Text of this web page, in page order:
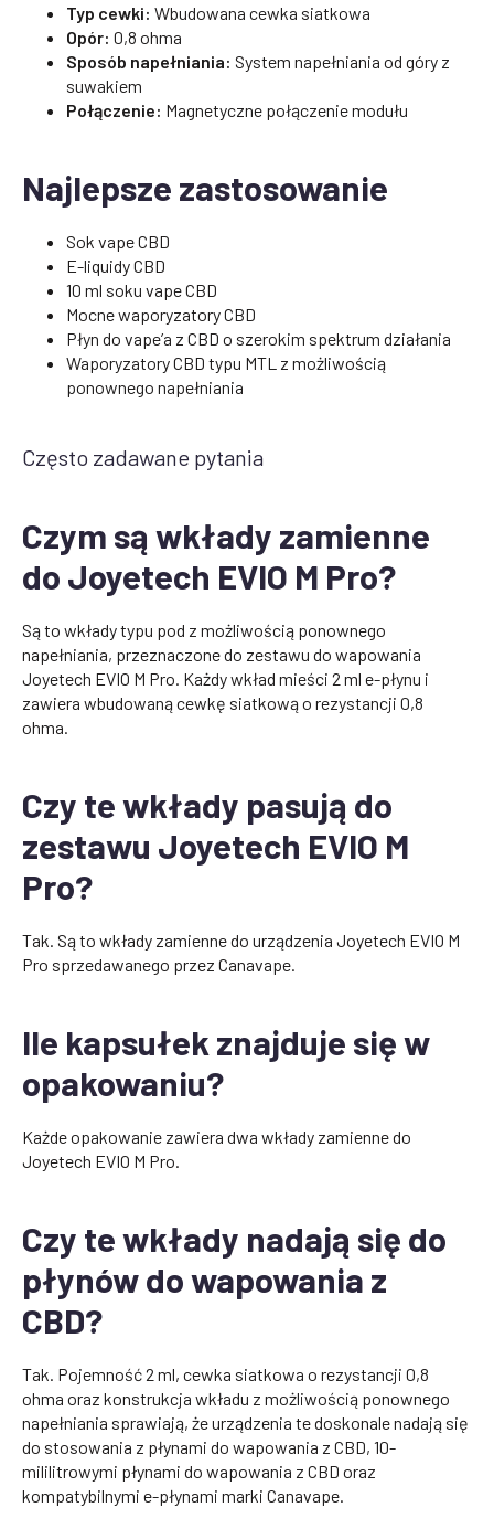
Typ cewki: Wbudowana cewka siatkowa
Opór: 0,8 ohma
Sposób napełniania: System napełniania od góry z
suwakiem
Połączenie: Magnetyczne połączenie modułu
Najlepsze zastosowanie
Sok vape CBD
E-liquidy CBD
10 ml soku vape CBD
Mocne waporyzatory CBD
Płyn do vape’a z CBD o szerokim spektrum działania
Waporyzatory CBD typu MTL z możliwością
ponownego napełniania
Często zadawane pytania
Czym są wkłady zamienne
do Joyetech EVIO M Pro?
Są to wkłady typu pod z możliwością ponownego
napełniania, przeznaczone do zestawu do wapowania
Joyetech EVIO M Pro. Każdy wkład mieści 2 ml e-płynu i
zawiera wbudowaną cewkę siatkową o rezystancji 0,8
ohma.
Czy te wkłady pasują do
zestawu Joyetech EVIO M
Pro?
Tak. Są to wkłady zamienne do urządzenia Joyetech EVIO M
Pro sprzedawanego przez Canavape.
Ile kapsułek znajduje się w
opakowaniu?
Każde opakowanie zawiera dwa wkłady zamienne do
Joyetech EVIO M Pro.
Czy te wkłady nadają się do
płynów do wapowania z
CBD?
Tak. Pojemność 2 ml, cewka siatkowa o rezystancji 0,8
ohma oraz konstrukcja wkładu z możliwością ponownego
napełniania sprawiają, że urządzenia te doskonale nadają się
do stosowania z płynami do wapowania z CBD, 10-
mililitrowymi płynami do wapowania z CBD oraz
kompatybilnymi e-płynami marki Canavape.